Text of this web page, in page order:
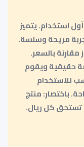
استخدام. يتميز
مريحة وسلسة.
مقارنة بالسعر.
حقيقية ويقوم
للاستخدام
باختصار: منتج
تستحق كل ريال.